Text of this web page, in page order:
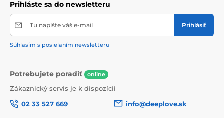
Prihláste sa do newsletteru
Tu napíšte váš e-mail Prihlásiť
Súhlasím s posielaním newsletteru
Potrebujete poradiť online
Zákaznický servis je k dispozícii
02 33 527 669
info@deeplove.sk